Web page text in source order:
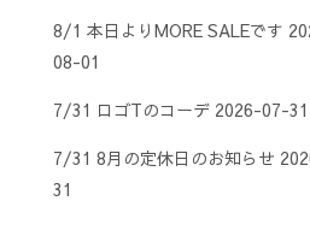
8/1 本日よりMORE SALEです
08-01
7/31 ロゴTのコーデ 2026-07-31
7/31 8月の定休日のお知らせ
31